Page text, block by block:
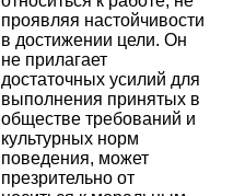
проявляя настойчивости
в достижении цели. Он
не прилагает
достаточных усилий для
выполнения принятых в
обществе требований и
культурных норм
поведения, может
презрительно от